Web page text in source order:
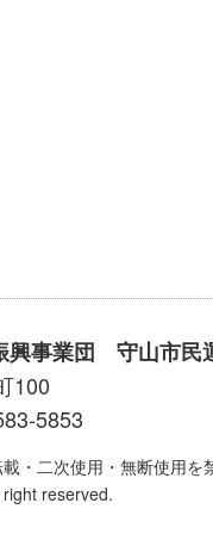
興事業団 守山市民
100
5853
・二次使用・無断使用を
reserved.